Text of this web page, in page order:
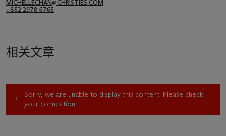
MICHELLECHAN@CHRISTIES.COM
+852 2978 6765
相关文章
Sorry, we are unable to display this content. Please check
your connection.